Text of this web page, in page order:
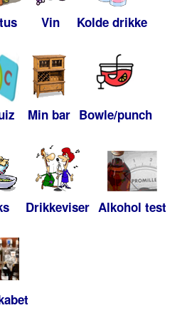
Vin Kolde drikke
Min bar Bowle/punch
Drikkeviser Alkohol test